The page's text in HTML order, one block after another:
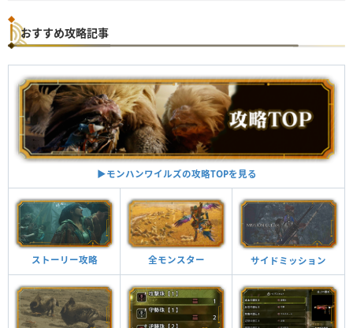
おすすめ攻略記事
▶︎モンハンワイルズの攻略TOPを見る
ストーリー攻略 全モンスター サイドミッション